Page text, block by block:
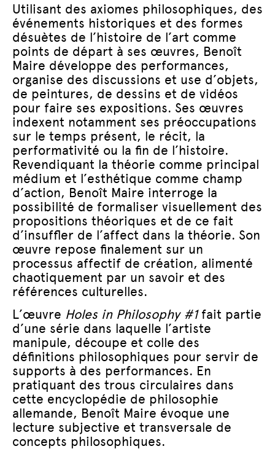
Utilisant des axiomes philosophiques, des
événements historiques et des formes
désuètes de l’histoire de l’art comme
points de départ à ses œuvres, Benoît
Maire développe des performances,
organise des discussions et use d’objets,
de peintures, de dessins et de vidéos
pour faire ses expositions. Ses œuvres
indexent notamment ses préoccupations
sur le temps présent, le récit, la
performativité ou la fin de l’histoire.
Revendiquant la théorie comme principal
médium et l’esthétique comme champ
d’action, Benoît Maire interroge la
possibilité de formaliser visuellement des
propositions théoriques et de ce fait
d’insuffler de l’affect dans la théorie. Son
œuvre repose finalement sur un
processus affectif de création, alimenté
chaotiquement par un savoir et des
références culturelles.
L’œuvre Holes in Philosophy #1fait partie
d’une série dans laquelle l’artiste
manipule, découpe et colle des
définitions philosophiques pour servir de
supports à des performances. En
pratiquant des trous circulaires dans
cette encyclopédie de philosophie
allemande, Benoît Maire évoque une
lecture subjective et transversale de
concepts philosophiques.